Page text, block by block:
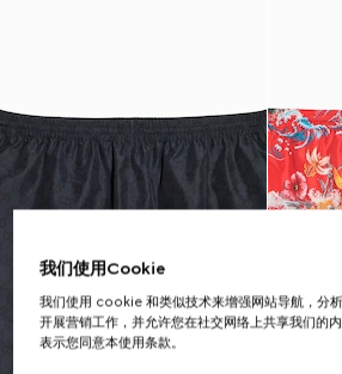
我们使用Cookie
我们使用 cookie 和类似技术来增强网站导航，分
开展营销工作，并允许您在社交网络上共享我们的
表示您同意本使用条款。